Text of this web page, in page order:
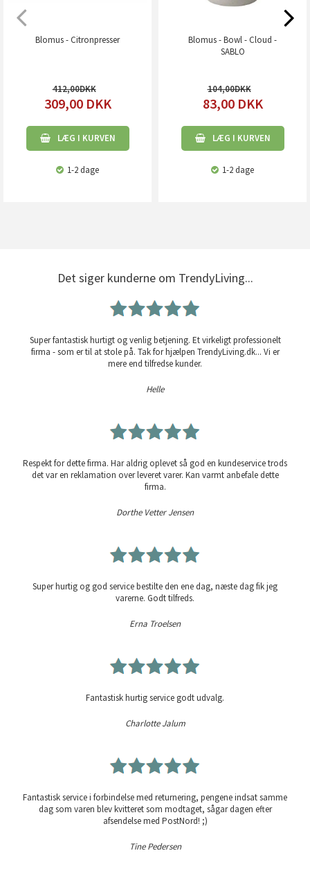
Blomus - Citronpresser
412,00
309,00 DKK
LÆG I KURVEN
1-2 dage
Blomus - Bowl - Cloud -
SABLO
104,00
83,00 DKK
LÆG I KURVEN
1-2 dage
Det siger kunderne om TrendyLiving...
Super fantastisk hurtigt og venlig betjening. Et virkeligt professionelt
firma - som er til at stole på. Tak for hjælpen TrendyLiving.dk... Vi er
mere end tilfredse kunder.
Helle
Respekt for dette firma. Har aldrig oplevet så god en kundeservice trods
det var en reklamation over leveret varer. Kan varmt anbefale dette
firma.
Dorthe Vetter Jensen
Super hurtig og god service bestilte den ene dag, næste dag fik jeg
varerne. Godt tilfreds.
Erna Troelsen
Fantastisk hurtig service godt udvalg.
Charlotte Jalum
Fantastisk service i forbindelse med returnering, pengene indsat samme
dag som varen blev kvitteret som modtaget, sågar dagen efter
afsendelse med PostNord! ;)
Tine Pedersen